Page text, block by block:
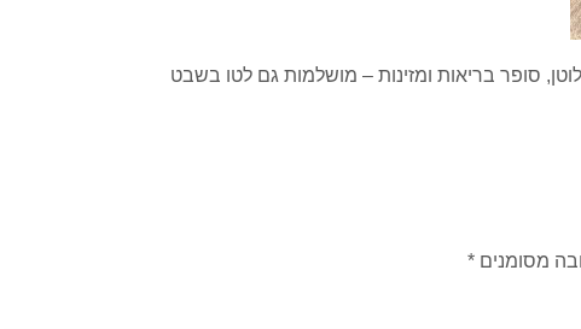
סופר בריאות ומזינות – מושלמות גם לטו בשבט
מסומנים*